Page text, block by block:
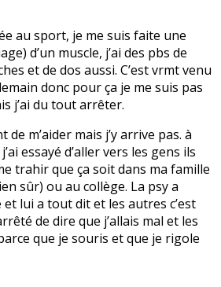
au sport, je me suis faite une
d’un muscle, j’ai des pbs de
et de dos aussi. C’est vrmt venu
donc pour ça je me suis pas
j’ai du tout arrêter.
de m’aider mais j’y arrive pas. à
essayé d’aller vers les gens ils
trahir que ça soit dans ma famille
sûr) ou au collège. La psy a
lui a tout dit et les autres c’est
de dire que j’allais mal et les
que je souris et que je rigole